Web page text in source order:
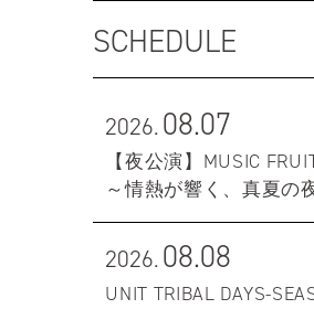
SCHEDULE
2026.08.07
【夜公演】MUSIC
～情熱が響く、真夏の
2026.08.08
UNIT TRIBAL DAYS-